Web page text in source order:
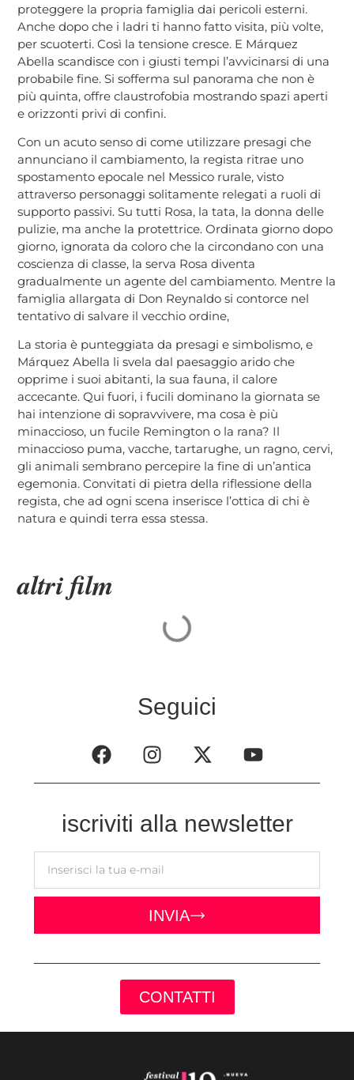
proteggere la propria famiglia dai pericoli esterni.
Anche dopo che i ladri ti hanno fatto visita, più volte,
per scuoterti. Così la tensione cresce. E Márquez
Abella scandisce con i giusti tempi l’avvicinarsi di una
probabile fine. Si sofferma sul panorama che non è
più quinta, offre claustrofobia mostrando spazi aperti
e orizzonti privi di confini.
Con un acuto senso di come utilizzare presagi che
annunciano il cambiamento, la regista ritrae uno
spostamento epocale nel Messico rurale, visto
attraverso personaggi solitamente relegati a ruoli di
supporto passivi. Su tutti Rosa, la tata, la donna delle
pulizie, ma anche la protettrice. Ordinata giorno dopo
giorno, ignorata da coloro che la circondano con una
coscienza di classe, la serva Rosa diventa
gradualmente un agente del cambiamento. Mentre la
famiglia allargata di Don Reynaldo si contorce nel
tentativo di salvare il vecchio ordine,
La storia è punteggiata da presagi e simbolismo, e
Márquez Abella li svela dal paesaggio arido che
opprime i suoi abitanti, la sua fauna, il calore
accecante. Qui fuori, i fucili dominano la giornata se
hai intenzione di sopravvivere, ma cosa è più
minaccioso, un fucile Remington o la rana? Il
minaccioso puma, vacche, tartarughe, un ragno, cervi,
gli animali sembrano percepire la fine di un’antica
egemonia. Convitati di pietra della riflessione della
regista, che ad ogni scena inserisce l’ottica di chi è
natura e quindi terra essa stessa.
altri film
Seguici
iscriviti alla newsletter
INVIA
CONTATTI